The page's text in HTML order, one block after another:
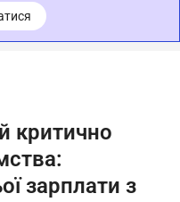
критично
зарплати з